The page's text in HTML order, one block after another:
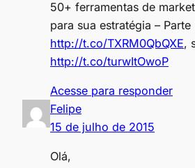
50+ ferramentas de
para sua estratégia – Parte
http://t.co/TXRM0QbQXE,
http://t.co/turwItOwoP
Acesse para responder
Felipe
15 de julho de 2015
Olá,